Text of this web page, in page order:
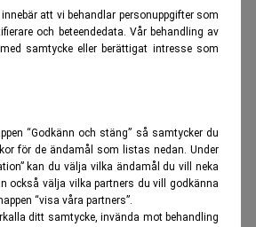
att vi behandlar personuppgifter som
och beteendedata. Vår behandling av
samtycke eller berättigat intresse som
“Godkänn och stäng” så samtycker du
för de ändamål som listas nedan. Under
kan du välja vilka ändamål du vill neka
också välja vilka partners du vill godkänna
“visa våra partners”.
ditt samtycke, invända mot behandling